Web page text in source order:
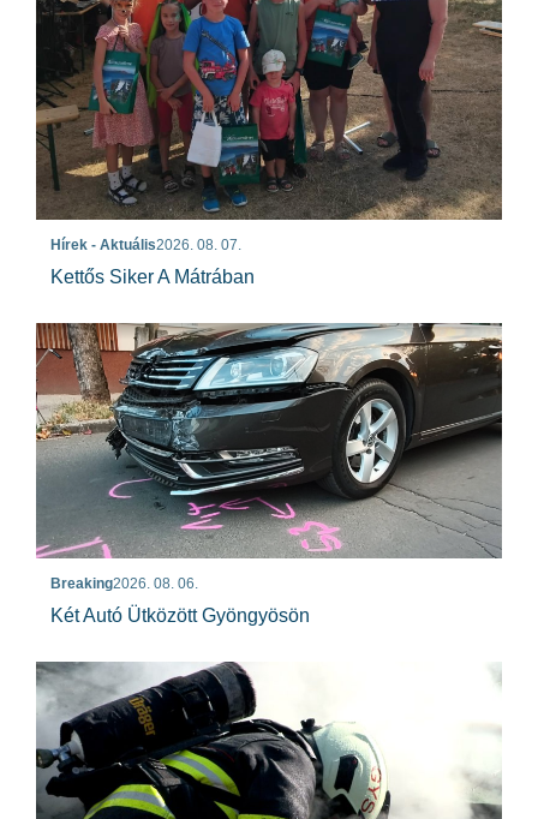
Hírek - Aktuális2026. 08. 07.
Kettős Siker A Mátrában
Breaking2026. 08. 06.
Két Autó Ütközött Gyöngyösön